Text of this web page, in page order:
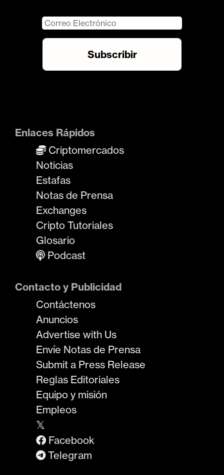
Enlaces Rápidos
Criptomercados
Noticias
Estafas
Notas de Prensa
Exchanges
Cripto Tutoriales
Glosario
Podcast
Contacto y Publicidad
Contáctenos
Anuncios
Advertise with Us
Envíe Notas de Prensa
Submit a Press Release
Reglas Editoriales
Equipo y misión
Empleos
𝕏
Facebook
Telegram